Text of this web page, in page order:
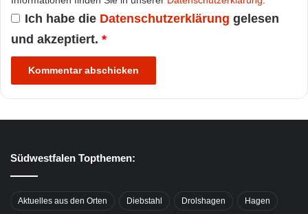
Ich habe die Datenschutzerklärung gelesen
und akzeptiert. *
Südwestfalen Topthemen:
Aktuelles aus den Orten Diebstahl Drolshagen Hagen